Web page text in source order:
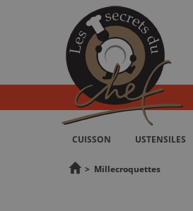
CUISSON USTENSILES
> Millecroquettes